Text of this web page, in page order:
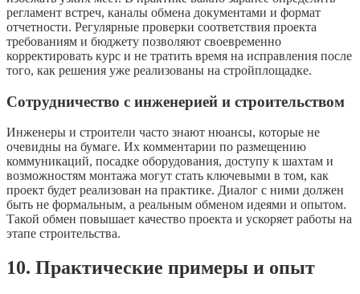
регламент встреч, каналы обмена документами и формат
отчетности. Регулярные проверки соответствия проекта
требованиям и бюджету позволяют своевременно
корректировать курс и не тратить время на исправления после
того, как решения уже реализованы на стройплощадке.
Сотрудничество с инженерией и строительством
Инженеры и строители часто знают нюансы, которые не
очевидны на бумаге. Их комментарии по размещению
коммуникаций, посадке оборудования, доступу к шахтам и
возможностям монтажа могут стать ключевыми в том, как
проект будет реализован на практике. Диалог с ними должен
быть не формальным, а реальным обменом идеями и опытом.
Такой обмен повышает качество проекта и ускоряет работы на
этапе строительства.
10. Практические примеры и опыт